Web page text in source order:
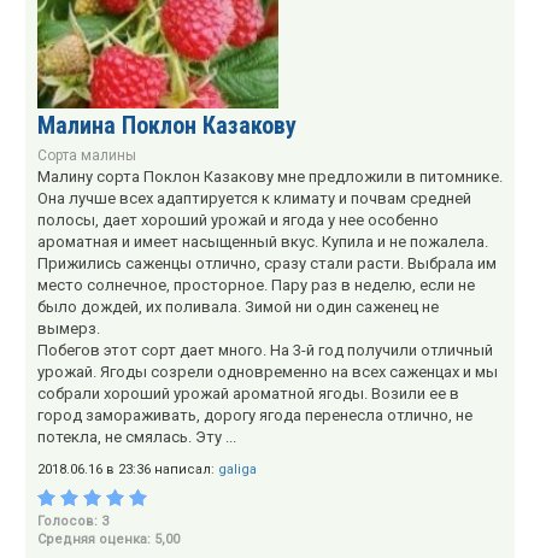
Малина Поклон Казакову
Сорта малины
Малину сорта Поклон Казакову мне предложили в питомнике.
Она лучше всех адаптируется к климату и почвам средней
полосы, дает хороший урожай и ягода у нее особенно
ароматная и имеет насыщенный вкус. Купила и не пожалела.
Прижились саженцы отлично, сразу стали расти. Выбрала им
место солнечное, просторное. Пару раз в неделю, если не
было дождей, их поливала. Зимой ни один саженец не
вымерз.
Побегов этот сорт дает много. На 3-й год получили отличный
урожай. Ягоды созрели одновременно на всех саженцах и мы
собрали хороший урожай ароматной ягоды. Возили ее в
город замораживать, дорогу ягода перенесла отлично, не
потекла, не смялась. Эту ...
2018.06.16 в 23:36 написал: galiga
Голосов: 3
Средняя оценка: 5,00